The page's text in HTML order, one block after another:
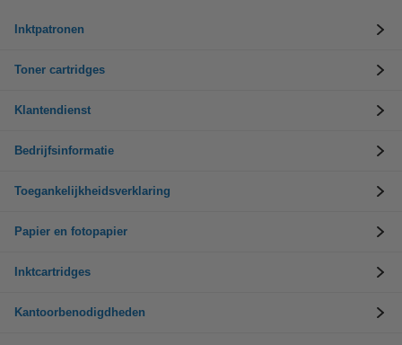
Inktpatronen
Toner cartridges
Klantendienst
Bedrijfsinformatie
Toegankelijkheidsverklaring
Papier en fotopapier
Inktcartridges
Kantoorbenodigdheden